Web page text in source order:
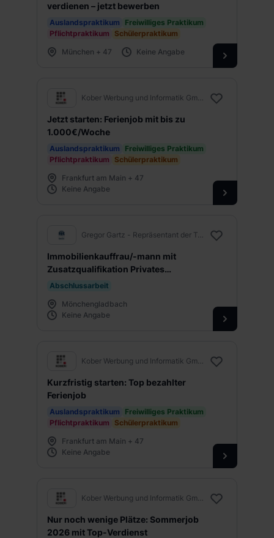
verdienen – jetzt bewerben
Auslandspraktikum
Freiwilliges Praktikum
Pflichtpraktikum
Schülerpraktikum
München + 47
Keine Angabe
Kober Werbung und Informatik GmbH
Jetzt starten: Ferienjob mit bis zu
1.000€/Woche
Auslandspraktikum
Freiwilliges Praktikum
Pflichtpraktikum
Schülerpraktikum
Frankfurt am Main + 47
Keine Angabe
Gregor Gartz - Repräsentant der Tecis AG
Immobilienkauffrau/-mann mit
Zusatzqualifikation Privates
Vermögensmanagement
Abschlussarbeit
Mönchengladbach
Keine Angabe
Kober Werbung und Informatik GmbH
Kurzfristig starten: Top bezahlter
Ferienjob
Auslandspraktikum
Freiwilliges Praktikum
Pflichtpraktikum
Schülerpraktikum
Frankfurt am Main + 47
Keine Angabe
Kober Werbung und Informatik GmbH
Nur noch wenige Plätze: Sommerjob
2026 mit Top-Verdienst